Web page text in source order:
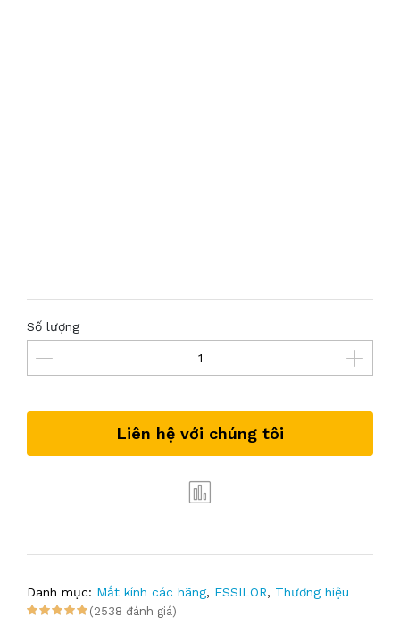
Số lượng
Liên hệ với chúng tôi
Danh mục: Mắt kính các hãng, ESSILOR, Thương hiệu
(2538 đánh giá)